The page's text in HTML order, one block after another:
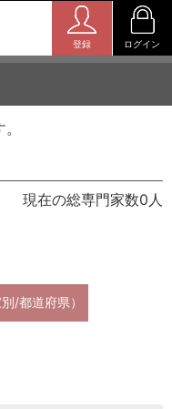
登録 ログイン
現在の総専門家数0人
/都道府県）